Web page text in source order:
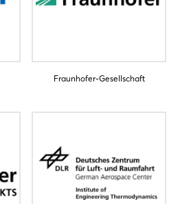
Fraunhofer-Gesellschaft
Einloggen
vergessen?